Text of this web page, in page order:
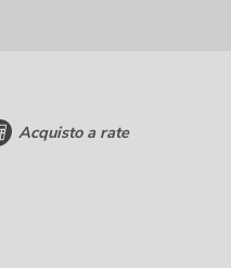
Acquisto a rate